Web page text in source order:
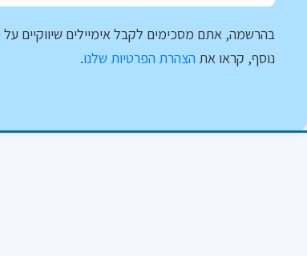
בהרשמה, אתם מסכימים לקבל אימיילים שיווקיים על
נוסף, קראו את הצהרת הפרטיות שלנו.